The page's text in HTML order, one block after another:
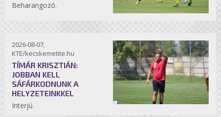
Beharangozó.
2026-08-07,
KTE/kecskemetite.hu
TÍMÁR KRISZTIÁN:
JOBBAN KELL
SÁFÁRKODNUNK A
HELYZETEINKKEL
Interjú.